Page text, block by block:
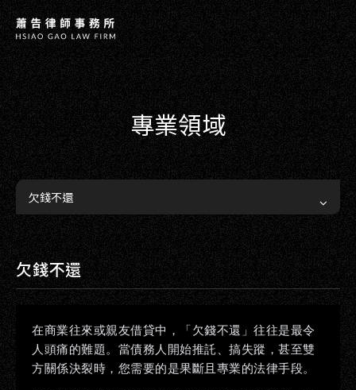
專業領域
欠錢不還
欠錢不還
在商業往來或親友借貸中，「欠錢不還」往往是最令
人頭痛的難題。當債務人開始推託、搞失蹤，甚至雙
方關係決裂時，您需要的是果斷且專業的法律手段。
COPYRIGHT ©2026 HSIAO